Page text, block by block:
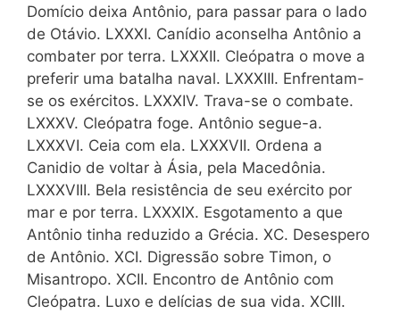
Domício deixa Antônio, para passar para o lado
de Otávio. LXXXI. Canídio aconselha Antônio a
combater por terra. LXXXII. Cleópatra o move a
preferir uma batalha naval. LXXXIII. Enfrentam-
se os exércitos. LXXXIV. Trava-se o combate.
LXXXV. Cleópatra foge. Antônio segue-a.
LXXXVI. Ceia com ela. LXXXVII. Ordena a
Canidio de voltar à Ásia, pela Macedônia.
LXXXVIII. Bela resistência de seu exército por
mar e por terra. LXXXIX. Esgotamento a que
Antônio tinha reduzido a Grécia. XC. Desespero
de Antônio. XCI. Digressão sobre Timon, o
Misantropo. XCII. Encontro de Antônio com
Cleópatra. Luxo e delícias de sua vida. XCIII.